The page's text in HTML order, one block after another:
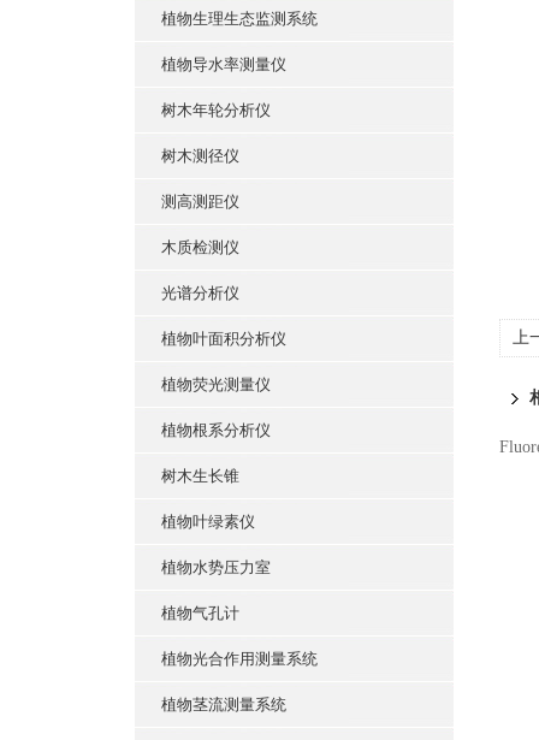
植物生理生态监测系统
植物导水率测量仪
树木年轮分析仪
树木测径仪
测高测距仪
木质检测仪
光谱分析仪
植物叶面积分析仪
植物荧光测量仪
植物根系分析仪
树木生长锥
植物叶绿素仪
植物水势压力室
植物气孔计
植物光合作用测量系统
植物茎流测量系统
上